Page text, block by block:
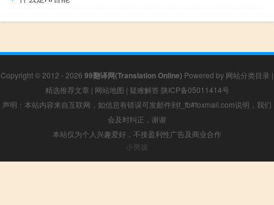
Copyright © 2012 - 2026 99翻译网(Translation Online) Powered by 网站分类目录 |
精选推荐文章 | 网站地图 | 疑难解答 陕ICP备05011414号
声明：本站内容来自互联网，如信息有错误可发邮件到f_fb#foxmail.com说明，我们
会及时纠正，谢谢
本站仅为个人兴趣爱好，不接盈利性广告及商业合作
小男孩